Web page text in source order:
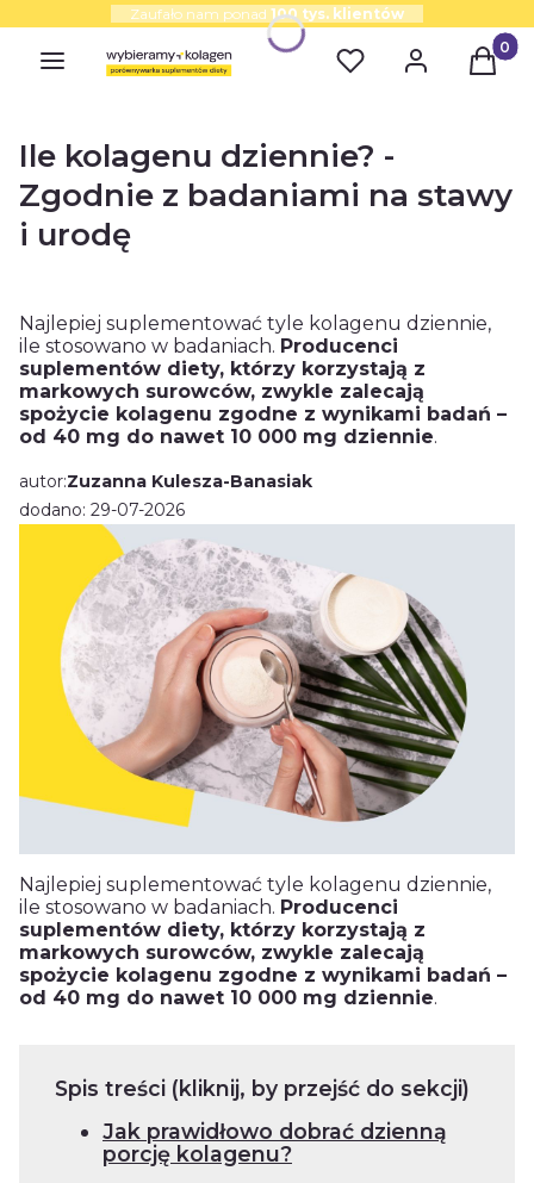
Zaufało nam ponad 100 tys. klientów
Ile kolagenu dziennie? -
Zgodnie z badaniami na stawy
i urodę
Najlepiej suplementować tyle kolagenu dziennie,
ile stosowano w badaniach. Producenci
suplementów diety, którzy korzystają z
markowych surowców, zwykle zalecają
spożycie kolagenu zgodne z wynikami badań –
od 40 mg do nawet 10 000 mg dziennie.
autor:Zuzanna Kulesza-Banasiak
dodano: 29-07-2026
Najlepiej suplementować tyle kolagenu dziennie,
ile stosowano w badaniach. Producenci
suplementów diety, którzy korzystają z
markowych surowców, zwykle zalecają
spożycie kolagenu zgodne z wynikami badań –
od 40 mg do nawet 10 000 mg dziennie.
Spis treści (kliknij, by przejść do sekcji)
Jak prawidłowo dobrać dzienną
porcję kolagenu?